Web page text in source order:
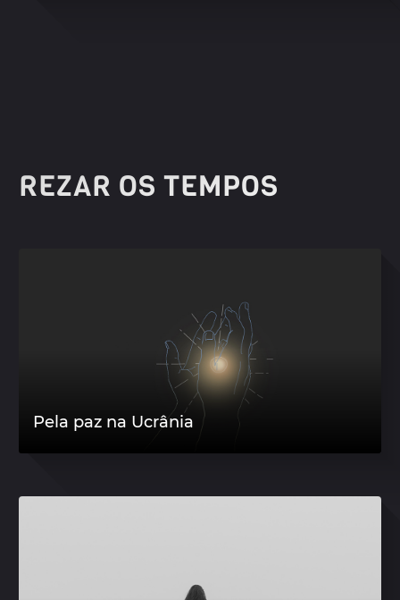
REZAR OS TEMPOS
Pela paz na Ucrânia